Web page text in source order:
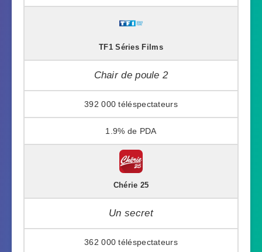
TF1 Séries Films
Chair de poule 2
392 000
1.9%
Chérie 25
Un secret
362 000